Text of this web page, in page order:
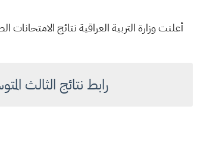
رابط نتائج الثالث المتوسط امتحانات 2023